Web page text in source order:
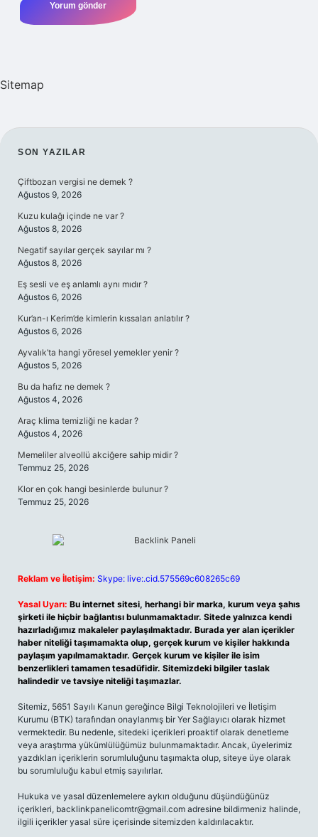
Sitemap
SIDEBAR
SON YAZILAR
Çiftbozan vergisi ne demek ?
Ağustos 9, 2026
Kuzu kulağı içinde ne var ?
Ağustos 8, 2026
Negatif sayılar gerçek sayılar mı ?
Ağustos 8, 2026
Eş sesli ve eş anlamlı aynı mıdır ?
Ağustos 6, 2026
Kur’an-ı Kerim’de kimlerin kıssaları anlatılır ?
Ağustos 6, 2026
Ayvalık’ta hangi yöresel yemekler yenir ?
Ağustos 5, 2026
Bu da hafız ne demek ?
Ağustos 4, 2026
Araç klima temizliği ne kadar ?
Ağustos 4, 2026
Memeliler alveollü akciğere sahip midir ?
Temmuz 25, 2026
Klor en çok hangi besinlerde bulunur ?
Temmuz 25, 2026
Reklam ve İletişim: Skype: live:.cid.575569c608265c69
Yasal Uyarı: Bu internet sitesi, herhangi bir marka, kurum veya şahıs
şirketi ile hiçbir bağlantısı bulunmamaktadır. Sitede yalnızca kendi
hazırladığımız makaleler paylaşılmaktadır. Burada yer alan içerikler
haber niteliği taşımamakta olup, gerçek kurum ve kişiler hakkında
paylaşım yapılmamaktadır. Gerçek kurum ve kişiler ile isim
benzerlikleri tamamen tesadüfidir. Sitemizdeki bilgiler taslak
halindedir ve tavsiye niteliği taşımazlar.
Sitemiz, 5651 Sayılı Kanun gereğince Bilgi Teknolojileri ve İletişim
Kurumu (BTK) tarafından onaylanmış bir Yer Sağlayıcı olarak hizmet
vermektedir. Bu nedenle, sitedeki içerikleri proaktif olarak denetleme
veya araştırma yükümlülüğümüz bulunmamaktadır. Ancak, üyelerimiz
yazdıkları içeriklerin sorumluluğunu taşımakta olup, siteye üye olarak
bu sorumluluğu kabul etmiş sayılırlar.
Hukuka ve yasal düzenlemelere aykırı olduğunu düşündüğünüz
içerikleri, backlinkpanelicomtr@gmail.com adresine bildirmeniz halinde,
ilgili içerikler yasal süre içerisinde sitemizden kaldırılacaktır.